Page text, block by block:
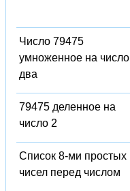
Число 79475
умноженное на число
два
79475 деленное на
число 2
Список 8-ми простых
чисел перед числом